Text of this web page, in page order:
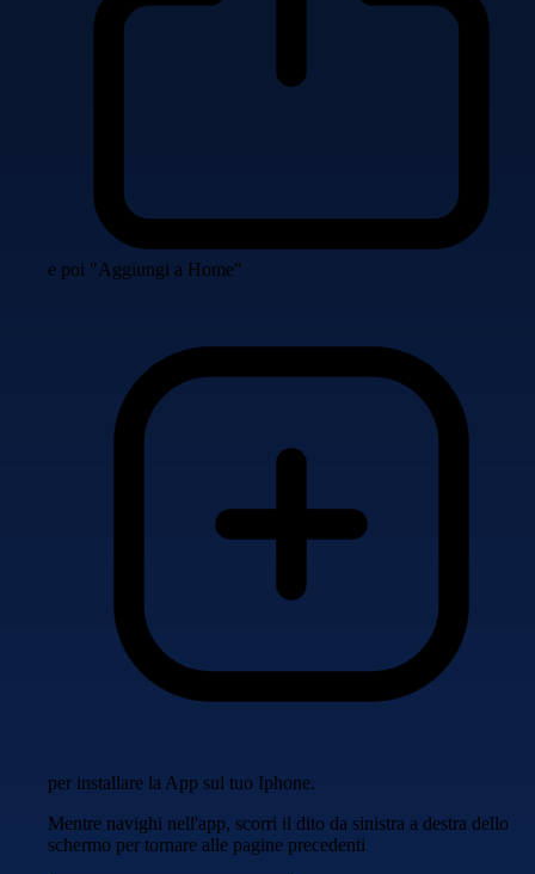
e poi "Aggiungi a Home"
per installare la App sul tuo Iphone.
Mentre navighi nell'app, scorri il dito da sinistra a destra dello
schermo per tornare alle pagine precedenti